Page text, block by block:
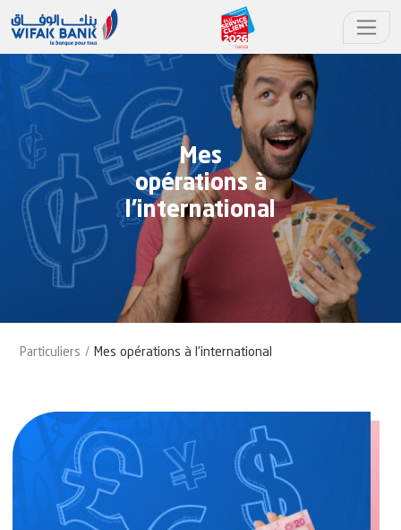
Mes
opérations à
l'international
Particuliers Mes opérations à l'international